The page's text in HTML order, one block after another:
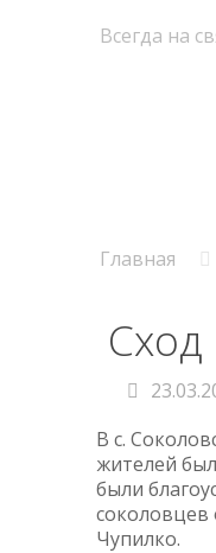
Всегда на
Главная
Сход
В с.
жителей
были
соколовцев
Чупилко.